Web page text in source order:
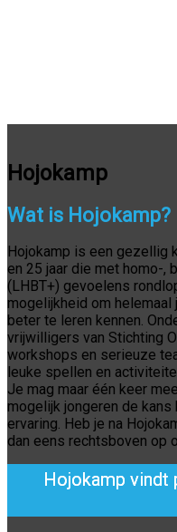
Hojokamp
Wat is Hojokamp?
Hojokamp is een gezellig
en 25 jaar die met homo-
(LHBT+) gevoelens
mogelijkheid om
beter te leren kennen.
vrijwilligers van Stichting
workshops en serieuze
leuke spellen en
Je mag maar één keer
mogelijk jongeren de
ervaring. Heb je na
dan eens rechtsboven op
Hojokamp vindt